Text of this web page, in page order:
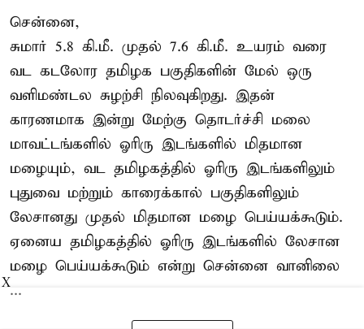
சென்னை,
சுமார் 5.8 கி.மீ. முதல் 7.6 கி.மீ. உயரம் வரை
வட கடலோர தமிழக பகுதிகளின் மேல் ஒரு
வளிமண்டல சுழற்சி நிலவுகிறது. இதன்
காரணமாக இன்று மேற்கு தொடர்ச்சி மலை
மாவட்டங்களில் ஓரிரு இடங்களில் மிதமான
மழையும், வட தமிழகத்தில் ஓரிரு இடங்களிலும்
புதுவை மற்றும் காரைக்கால் பகுதிகளிலும்
லேசானது முதல் மிதமான மழை பெய்யக்கூடும்.
ஏனைய தமிழகத்தில் ஓரிரு இடங்களில் லேசான
மழை பெய்யக்கூடும் என்று சென்னை வானிலை
...
X